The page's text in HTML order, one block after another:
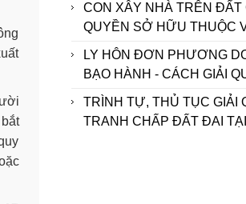
CON XÂY NHÀ TRÊN ĐẤT
QUYỀN SỞ HỮU THUỘC
LY HÔN ĐƠN PHƯƠNG
BẠO HÀNH - CÁCH GIẢI
TRÌNH TỰ, THỦ TỤC GIẢI
TRANH CHẤP ĐẤT ĐAI